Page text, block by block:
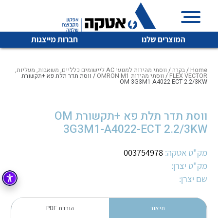
המוצרים שלנו חברות מייצגות
איכות | שרות | זמינות
אטקה בע”מ היא החברה הגדולה והמובילה בישראל בשיווק
והפצה של מוצרי
חשמל
בקרה
לכל מוצרי היצרן לכל מוצרי היצרן
לכל מוצרי היצרן לכל מוצרי היצרן
Home
/בקרה / ווסתי מהירות למנועי AC ליישומים כלליים, משאבות, מעליות,
FLEX VECTOR
/ ווסתי מהירות OMRON M1 / ווסת תדר תלת פא +תקשורת
OM 3G3M1-A4022-ECT 2.2/3KW
ווסת תדר תלת פא +תקשורת OM
3G3M1-A4022-ECT 2.2/3KW
מק"ט אטקה: 003754978
מק"ט יצרן:
שם יצרן:
תיאור הורדת PDF